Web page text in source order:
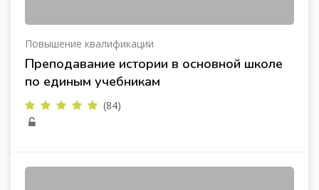
Повышение квалификации
Преподавание истории в основной школе
по единым учебникам
(84)